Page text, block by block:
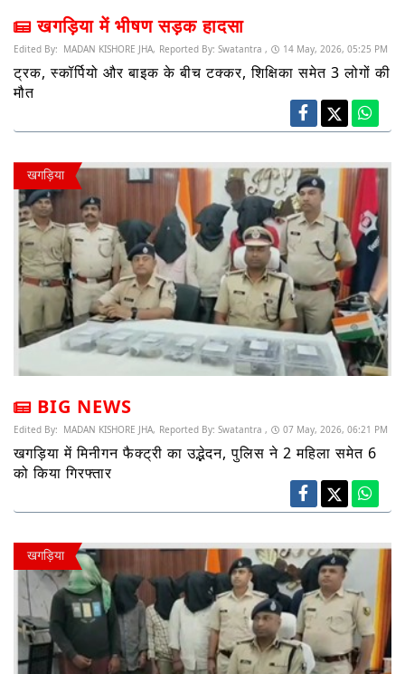
खगड़िया में भीषण सड़क हादसा
Edited By: MADAN KISHORE JHA, Reported By: Swatantra , 14 May, 2026, 05:25 PM
ट्रक, स्कॉर्पियो और बाइक के बीच टक्कर, शिक्षिका समेत 3 लोगों की
मौत
खगड़िया
BIG NEWS
Edited By: MADAN KISHORE JHA, Reported By: Swatantra , 07 May, 2026, 06:21 PM
खगड़िया में मिनीगन फैक्ट्री का उद्भेदन, पुलिस ने 2 महिला समेत 6
को किया गिरफ्तार
खगड़िया